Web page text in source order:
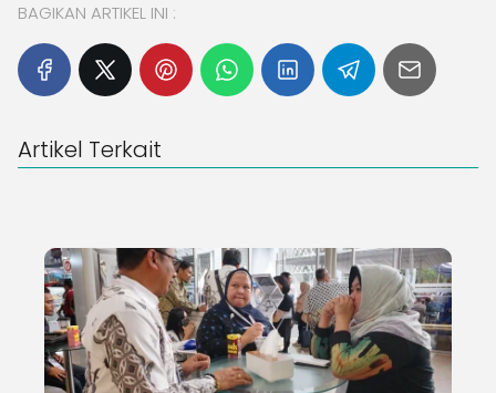
BAGIKAN ARTIKEL INI :
Artikel Terkait